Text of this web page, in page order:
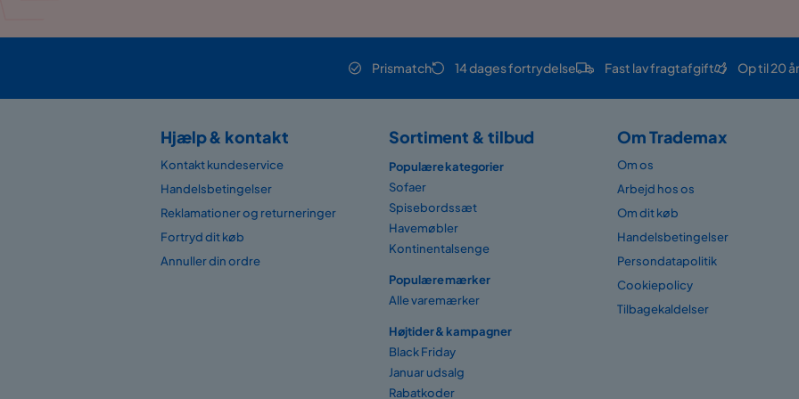
Prismatch 14 dages fortrydelse Fast lav fragtafgift Op til 20
Hjælp & kontakt
Kontakt kundeservice
Handelsbetingelser
Reklamationer og returneringer
Fortryd dit køb
Annuller din ordre
Sortiment & tilbud
Populære kategorier
Sofaer
Spisebordssæt
Havemøbler
Kontinentalsenge
Populære mærker
Alle varemærker
Højtider & kampagner
Black Friday
Januar udsalg
Rabatkoder
Om Trademax
Om os
Arbejd hos os
Om dit køb
Handelsbetingelser
Persondatapolitik
Cookiepolicy
Tilbagekaldelser